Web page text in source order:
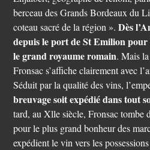
berceau des Grands Bordeaux du
coteau sacré de la région ».Dès
depuis le port de St Emilion
le grand royaume romain. Mais
Fronsac s’affiche clairement avec
Séduit par la qualité des vins,
breuvage soit expédié dans tout
tard, au Xlle siècle, Fronsac tombe
pour le plus grand bonheur des
expédient le vin vers les